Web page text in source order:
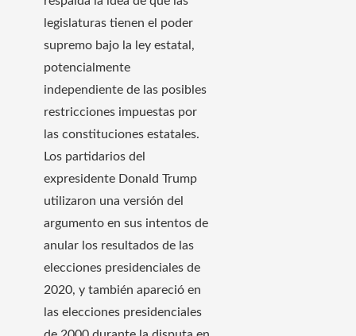
legislaturas tienen el poder
supremo bajo la ley estatal,
potencialmente
independiente de las posibles
restricciones impuestas por
las constituciones estatales.
Los partidarios del
expresidente Donald Trump
utilizaron una versión del
argumento en sus intentos de
anular los resultados de las
elecciones presidenciales de
2020, y también apareció en
las elecciones presidenciales